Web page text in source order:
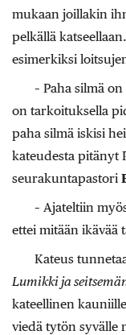
mukaan joillakin
pelkällä
esimerkiksi
– Paha silmä
on tarkoituksella
paha silmä iskisi
kateudesta pitänyt
seurakuntapastori
– Ajateltiin
ettei mitään ikävää
Kateus
Lumikki ja
kateellinen
viedä tytön syvälle